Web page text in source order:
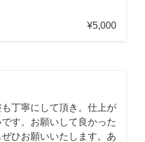
¥5,000
丁寧にして頂き。仕上が
す。お願いして良かった
ひお願いいたします。あ